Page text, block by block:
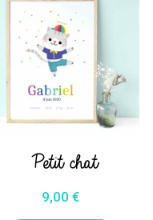
Petit chat
9,00 €